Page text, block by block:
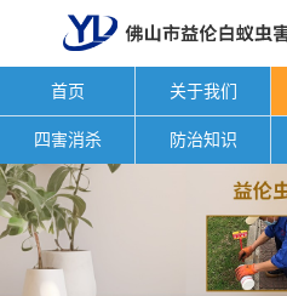
首页 关于我们
四害消杀 防治知识